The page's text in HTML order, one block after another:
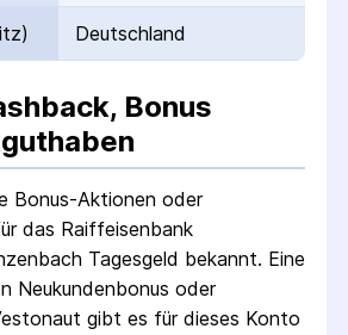
Deutschland
Bonus
Bonus-Aktionen oder
das Raiffeisenbank
Tagesgeld bekannt. Eine
Neukundenbonus oder
gibt es für dieses Konto